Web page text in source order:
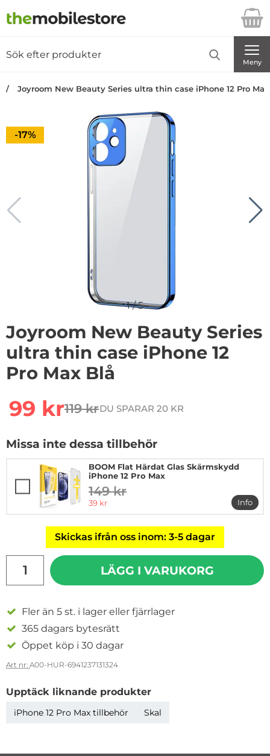
Startsidan för Danira Telecom AB
Meny
Joyroom New Beauty Series ultra thin case iPhone 12 Pro
Priset är nedsatt med
-17%
1/5
Joyroom New Beauty Series
ultra thin case iPhone 12
Pro Max Blå
rea pris
99 krtidigare pris
119 krDU SPARAR 20 KR
Missa inte dessa tillbehör
BOOM Flat Härdat Glas Skärmskydd
iPhone 12 Pro Max
tidigare pris
149 kr
rea pris
39 kr
Info
mer
Skickas ifrån oss inom: 3-5 dagar
LÄGG I VARUKORG
Fler än 5 st. i lager eller fjärrlager
365 dagars bytesrätt
Öppet köp i 30 dagar
Art nr: A00-HUR-6941237131324
Upptäck liknande produkter
iPhone 12 Pro Max tillbehör Skal